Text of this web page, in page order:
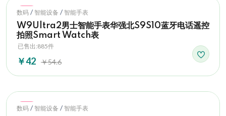
Hot
数码 / 智能设备 / 智能手表
W9Ultra2男士智能手表华强北S9S10蓝牙电话遥控
拍照Smart Watch表
已售出:885件
￥42 ￥54.6
Hot
数码 / 智能设备 / 智能手表